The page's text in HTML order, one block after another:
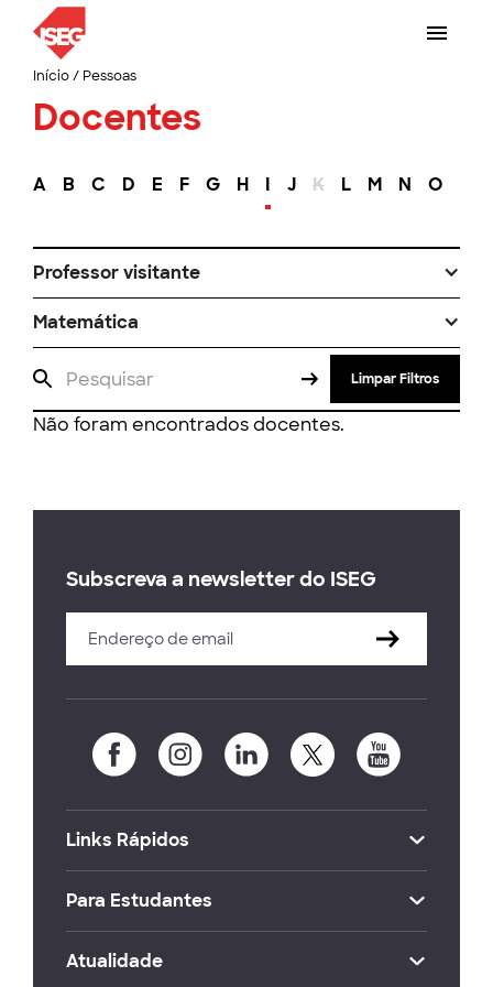
Início/ Pessoas
Docentes
A B C D E F G H I J K L M N O
Professor visitante
Matemática
Limpar Filtros
Não foram encontrados docentes.
Subscreva a newsletter do ISEG
Links Rápidos
Para Estudantes
Atualidade